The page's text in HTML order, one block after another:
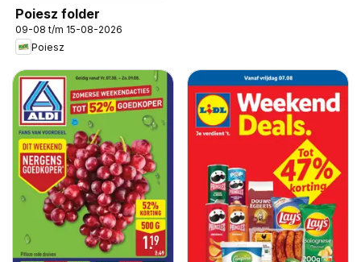
Poiesz folder
09-08 t/m 15-08-2026
Poiesz